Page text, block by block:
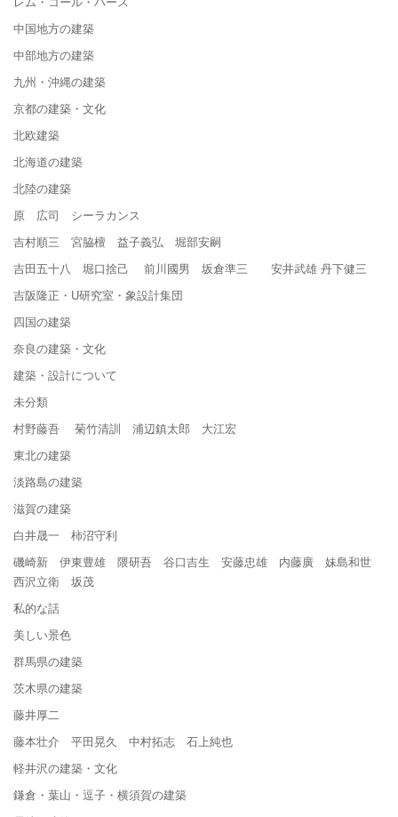
中国地方の建築
中部地方の建築
九州・沖縄の建築
京都の建築・文化
北欧建築
北海道の建築
北陸の建築
原 広司 シーラカンス
吉村順三 宮脇檀 益子義弘 堀部安嗣
吉田五十八 堀口捨己 前川國男 坂倉準三 安井武雄 丹下健三
吉阪隆正・U研究室・象設計集団
四国の建築
奈良の建築・文化
建築・設計について
未分類
村野藤吾 菊竹清訓 浦辺鎮太郎 大江宏
東北の建築
淡路島の建築
滋賀の建築
白井晟一 柿沼守利
磯崎新 伊東豊雄 隈研吾 谷口吉生 安藤忠雄 内藤廣 妹島和世
西沢立衛 坂茂
私的な話
美しい景色
群馬県の建築
茨木県の建築
藤井厚二
藤本壮介 平田晃久 中村拓志 石上純也
軽井沢の建築・文化
鎌倉・葉山・逗子・横須賀の建築